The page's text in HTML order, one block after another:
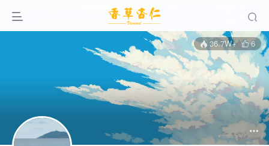
36.7W+ 6